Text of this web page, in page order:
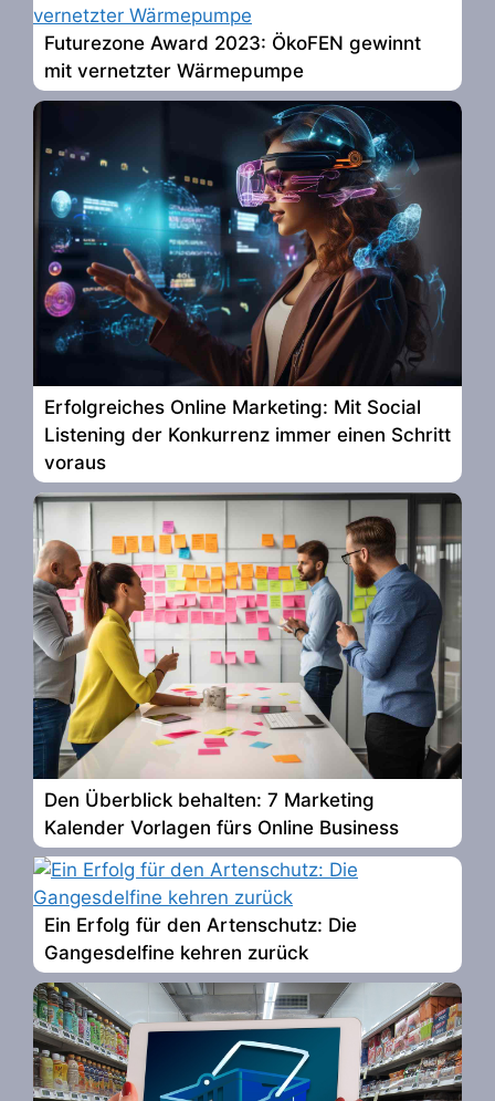
Futurezone Award 2023: ÖkoFEN gewinnt
mit vernetzter Wärmepumpe
Erfolgreiches Online Marketing: Mit Social
Listening der Konkurrenz immer einen Schritt
voraus
Den Überblick behalten: 7 Marketing
Kalender Vorlagen fürs Online Business
Ein Erfolg für den Artenschutz: Die
Gangesdelfine kehren zurück